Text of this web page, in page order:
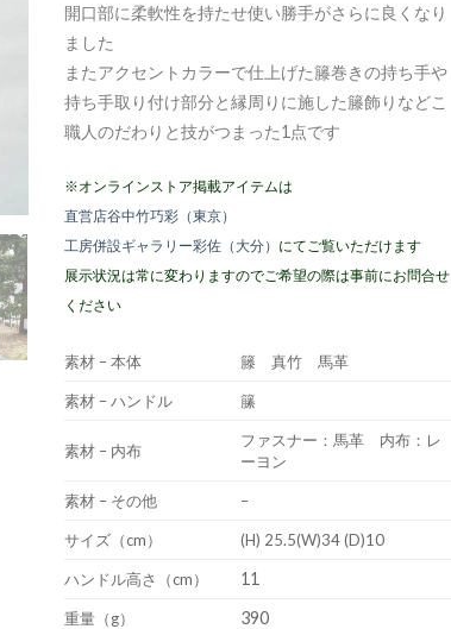
開口部に柔軟性を持たせ使い勝手がさらに良くなり
ました
またアクセントカラーで仕上げた籐巻きの持ち手や
持ち手取り付け部分と縁周りに施した籐飾りなどこ
職人のだわりと技がつまった1点です
※オンラインストア掲載アイテムは
直営店谷中竹巧彩（東京）
工房併設ギャラリー彩佐（大分） にてご覧いただけます
展示状況は常に変わりますのでご希望の際は事前にお問合せ
ください
素材 – 本体 籐 真竹 馬革
素材 – ハンドル 籘
素材 – 内布
ファスナー：馬革 内布：レ
ーヨン
素材 – その他 –
サイズ（cm） (H) 25.5(W)34 (D)10
ハンドル高さ（cm） 11
重量（g） 390